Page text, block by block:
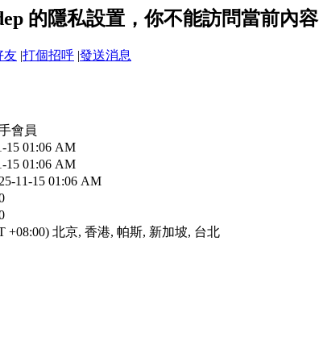
的隱私設置，你不能訪問當前內容
友 |打個招呼 |發送消息
會員
15 01:06 AM
15 01:06 AM
11-15 01:06 AM
+08:00) 北京, 香港, 帕斯, 新加坡, 台北